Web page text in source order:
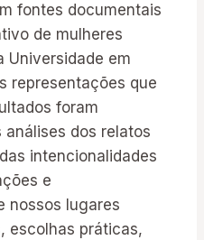
fontes documentais
de mulheres
Universidade em
representações que
foram
dos relatos
intencionalidades
e
nossos lugares
escolhas práticas,